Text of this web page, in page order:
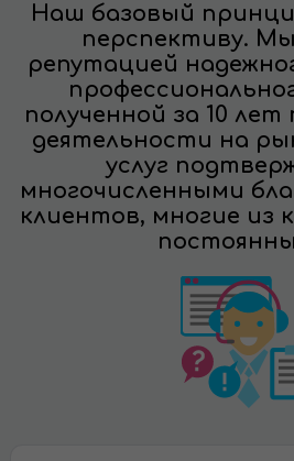
Наш базовый
перспективу.
репутацией
полученной за 10
деятельности на
услуг
многочисленными
клиентов, многие из